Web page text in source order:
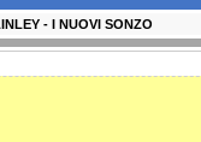
- I NUOVI SONZO